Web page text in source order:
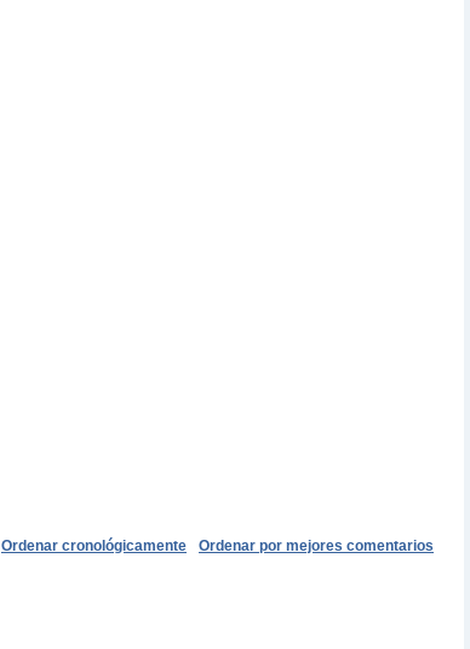
Ordenar por mejores comentarios
Ordenar cronológicamente